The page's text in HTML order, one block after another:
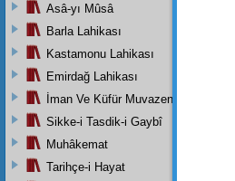
Asâ-yı Mûsâ
Barla Lahikası
Kastamonu Lahikası
Emirdağ Lahikası
İman Ve Küfür Muvazeneleri
Sikke-i Tasdik-i Gaybî
Muhâkemat
Tarihçe-i Hayat